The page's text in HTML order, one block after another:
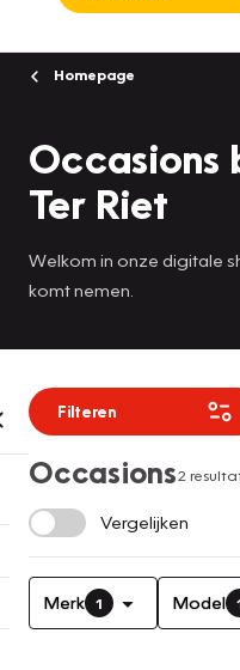
Homepage
Occasions
Ter Riet
Welkom in onze digitale
komt nemen.
Filteren
Occasions2
Vergelijken
Merk 1 Model